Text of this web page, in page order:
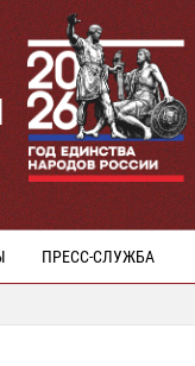
ПРЕСС-СЛУЖБА